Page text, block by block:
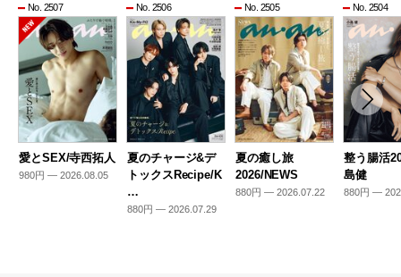
No. 2507
愛とSEX/寺西拓人
980円 — 2026.08.05
No. 2506
夏のチャージ&デ
トックスRecipe/K
…
880円 — 2026.07.29
No. 2505
夏の癒し旅
2026/NEWS
880円 — 2026.07.22
No. 2504
整う腸活
島健
880円 —